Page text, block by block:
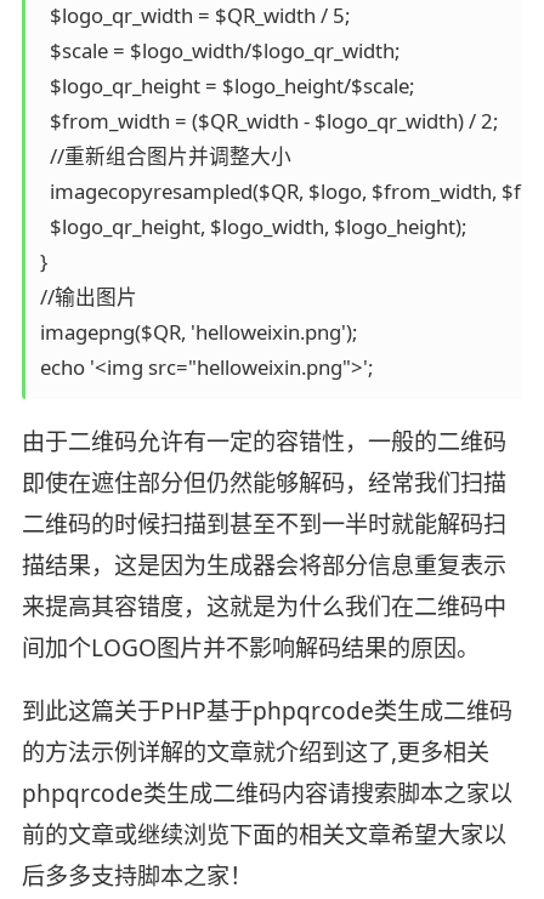
  $logo_qr_width = $QR_width / 5;
  $scale = $logo_width/$logo_qr_width;
  $logo_qr_height = $logo_height/$scale;
  $from_width = ($QR_width - $logo_qr_width) / 2;
  //重新组合图片并调整大小
imagecopyresampled($QR, $logo, $from_width,
  $logo_qr_height, $logo_width, $logo_height);
}
//输出图片
imagepng($QR, 'helloweixin.png');
echo '<img src="helloweixin.png">';
由于二维码允许有一定的容错性，一般的二维码
即使在遮住部分但仍然能够解码，经常我们扫描
二维码的时候扫描到甚至不到一半时就能解码扫
描结果，这是因为生成器会将部分信息重复表示
来提高其容错度，这就是为什么我们在二维码中
间加个LOGO图片并不影响解码结果的原因。
到此这篇关于PHP基于phpqrcode类生成二维码
的方法示例详解的文章就介绍到这了,更多相关
phpqrcode类生成二维码内容请搜索脚本之家以
前的文章或继续浏览下面的相关文章希望大家以
后多多支持脚本之家！